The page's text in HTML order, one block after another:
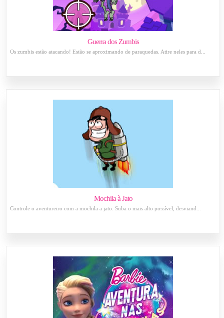
Guerra dos Zumbis
Os zumbis estão atacando! Estão se aproximando de paraquedas. Atire neles para d...
Mochila à Jato
Controle o aventureiro com a mochila a jato. Suba o mais alto possível, desviand...